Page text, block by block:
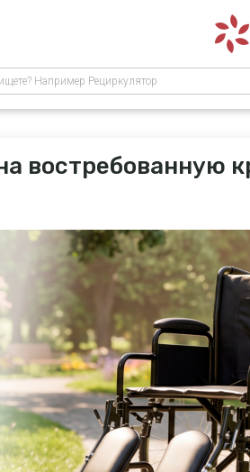
Например Рециркулятор
востребованную